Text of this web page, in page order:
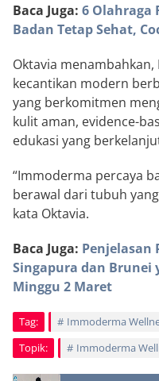
Baca Juga: 6 Olahraga
Badan Tetap Sehat,
Oktavia
kecantikan modern
yang berkomitmen
kulit aman, evidence-
edukasi yang
“Immoderma percaya
berawal dari tubuh
kata Oktavia.
Baca Juga: Penjelasan
Singapura dan Brunei
Minggu 2 Maret
Tag:
Immoderma
Topik:
Immoderma